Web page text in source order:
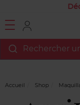
Rechercher
Accueil Shop